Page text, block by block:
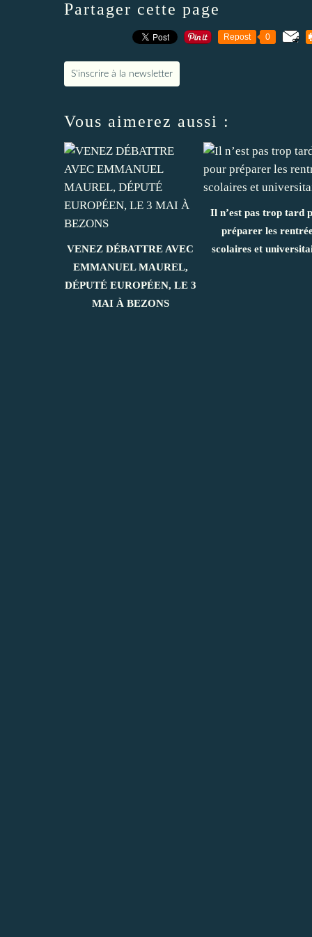
Partager cette page
Repost 0
S'inscrire à la newsletter
Vous aimerez aussi :
VENEZ DÉBATTRE AVEC
EMMANUEL MAUREL,
DÉPUTÉ EUROPÉEN, LE 3
MAI À BEZONS
Il n’est pas trop tard
préparer les
scolaires et